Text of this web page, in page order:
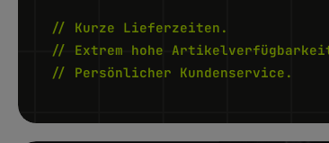
// Kurze Lieferzeiten.
// Extrem hohe
// Persönlicher Kundenservice.